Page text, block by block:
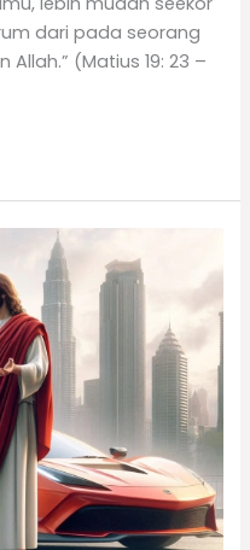
dari pada seorang
(Matius 19: 23 –